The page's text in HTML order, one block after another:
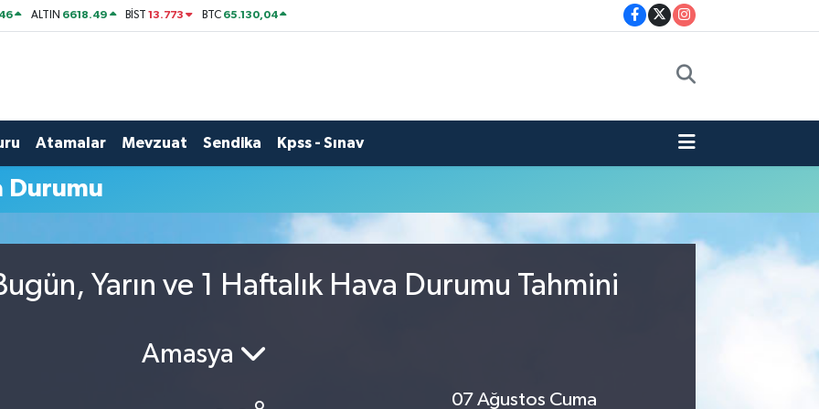
ALTIN 6618.49 BİST13.773 BTC 65.130,04
Atamalar Mevzuat Sendika Kpss - Sınav
Durumu
Yarın ve 1 Haftalık Hava Durumu Tahmini
Amasya
07 Ağustos Cuma